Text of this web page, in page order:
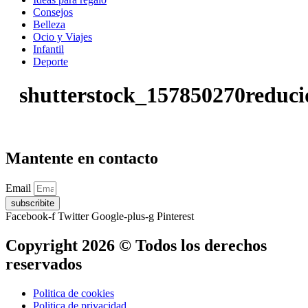
Consejos
Belleza
Ocio y Viajes
Infantil
Deporte
Mantente en contacto
Email
subscribite
Facebook-f Twitter Google-plus-g Pinterest
Copyright 2026 © Todos los derechos
reservados
Politica de cookies
Politica de privacidad